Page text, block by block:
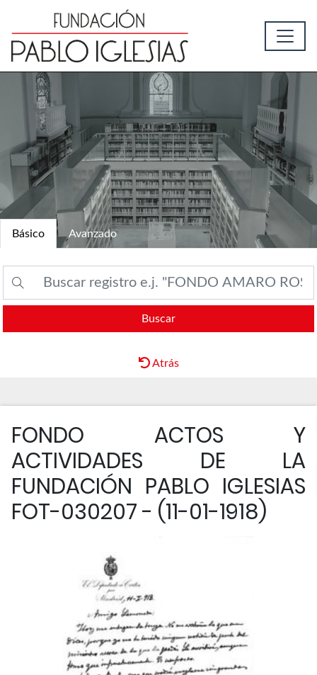
Básico Avanzado
Buscar
Atrás
FONDO ACTOS Y
ACTIVIDADES DE LA
FUNDACIÓN PABLO IGLESIAS
FOT-030207 - (11-01-1918)